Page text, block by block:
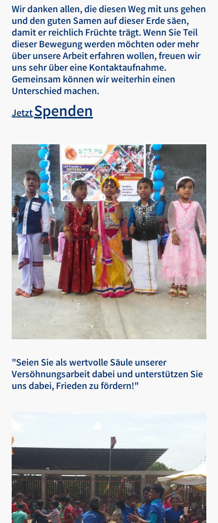
Wir danken allen, die diesen Weg mit uns gehen
und den guten Samen auf dieser Erde säen,
damit er reichlich Früchte trägt. Wenn Sie Teil
dieser Bewegung werden möchten oder mehr
über unsere Arbeit erfahren wollen, freuen wir
uns sehr über eine Kontaktaufnahme.
Gemeinsam können wir weiterhin einen
Unterschied machen.
JetztSpenden
"Seien Sie als wertvolle Säule unserer
Versöhnungsarbeit dabei und unterstützen Sie
uns dabei, Frieden zu fördern!"